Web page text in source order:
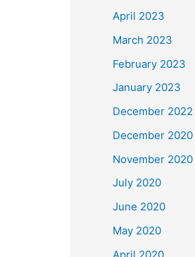
April 2023
March 2023
February 2023
January 2023
December 2022
December 2020
November 2020
July 2020
June 2020
May 2020
April 2020